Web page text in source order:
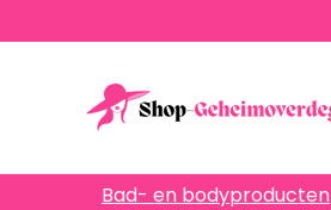
Bad- en bodyproducten